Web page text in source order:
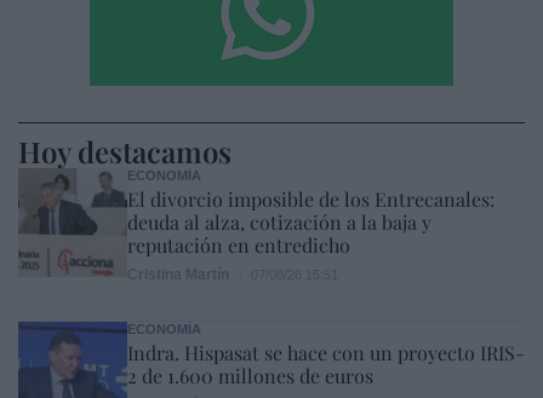
Hoy destacamos
ECONOMÍA
El divorcio imposible de los Entrecanales:
deuda al alza, cotización a la baja y
reputación en entredicho
ECONOMÍA
Indra. Hispasat se hace con un proyecto IRIS-
2 de 1.600 millones de euros